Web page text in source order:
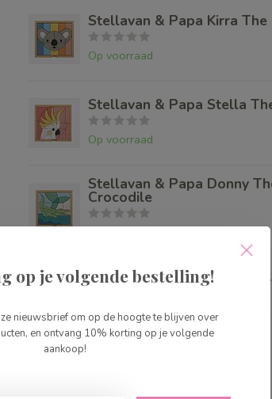
Stellavan & Papa Kirra The
Op voorraad
Stellavan & Papa Stella
Op voorraad
Stellavan & Papa Donny
Crocodile
Op voorraad
Djeco Puzzel Wolkenauto
Op voorraad
op je volgende bestelling!
nieuwsbrief om op de hoogte te blijven over
en ontvang 10% korting op je volgende
aankoop!